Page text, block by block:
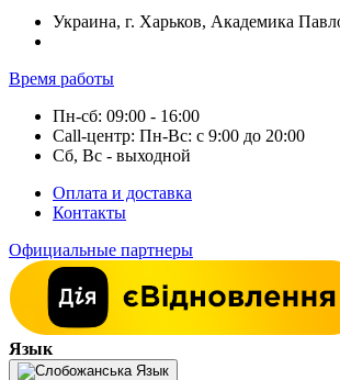
Украина, г. Харьков, Академика
Время работы
Пн-сб: 09:00 - 16:00
Call-центр: Пн-Вс: с 9:00 до 20:00
Сб, Вс - выходной
Оплата и доставка
Контакты
Официальные партнеры
Язык
Язык